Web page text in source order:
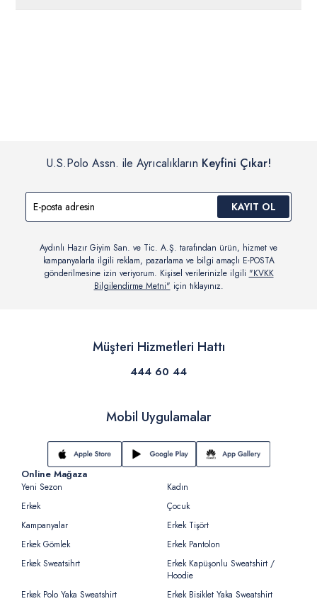
U.S.Polo Assn. ile Ayrıcalıkların Keyfini Çıkar!
KAYIT OL
Aydınlı Hazır Giyim San. ve Tic. A.Ş. tarafından ürün, hizmet ve
kampanyalarla ilgili reklam, pazarlama ve bilgi amaçlı E-POSTA
gönderilmesine izin veriyorum. Kişisel verilerinizle ilgili "KVKK
Bilgilendirme Metni" için tıklayınız.
Müşteri Hizmetleri Hattı
444 60 44
Mobil Uygulamalar
Online Mağaza
Yeni Sezon
Kadın
Erkek
Çocuk
Kampanyalar
Erkek Tişört
Erkek Gömlek
Erkek Pantolon
Erkek Sweatsihrt
Erkek Kapüşonlu Sweatshirt /
Hoodie
Erkek Polo Yaka Sweatshirt
Erkek Bisiklet Yaka Sweatshirt